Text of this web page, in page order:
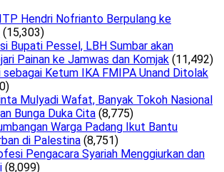
Hendri Nofrianto Berpulang ke
(15,303)
Bupati Pessel, LBH Sumbar akan
Painan ke Jamwas dan Komjak (11,492)
sebagai Ketum IKA FMIPA Unand Ditolak
Mulyadi Wafat, Banyak Tokoh Nasional
Bunga Duka Cita (8,775)
Warga Padang Ikut Bantu
di Palestina (8,751)
Pengacara Syariah Menggiurkan dan
(8,099)